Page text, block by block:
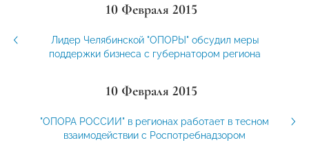
10 Февраля 2015
Лидер Челябинской "ОПОРЫ" обсудил меры
поддержки бизнеса с губернатором региона
10 Февраля 2015
"ОПОРА РОССИИ" в регионах работает в тесном
взаимодействии с Роспотребнадзором